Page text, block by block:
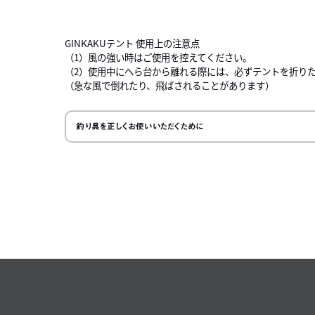
GINKAKUテント 使用上の注意点
（1）風の強い時はご使用を控えてください。
（2）使用中にへら台から離れる際には、必ずテントを折り
（急な風で倒れたり、飛ばされることがあります）
釣り具を正しくお使いいただくために